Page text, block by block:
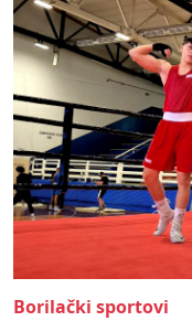
Borilački sportovi